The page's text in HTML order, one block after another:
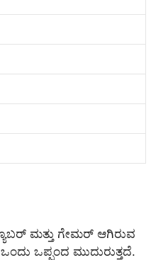
ಮತ್ತು ಗೇಮರ್ ಆಗಿರುವ
ಒಪ್ಪಂದ ಮುದುರುತ್ತದೆ.